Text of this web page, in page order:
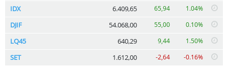
IDX 6.409,65 65,94 1.04%
DJIF 54.068,00 55,00 0.10%
LQ45 640,29 9,44 1.50%
SET 1.612,00 -2,64 -0.16%